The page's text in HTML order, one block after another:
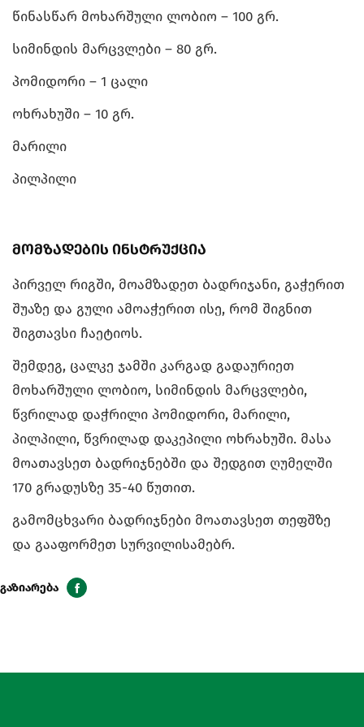
წინასწარ მოხარშული ლობიო – 100 გრ.
სიმინდის მარცვლები – 80 გრ.
პომიდორი – 1 ცალი
ოხრახუში – 10 გრ.
მარილი
პილპილი
მომზადების ინსტრუქცია
პირველ რიგში, მოამზადეთ ბადრიჯანი, გაჭერით
შუაზე და გული ამოაჭერით ისე, რომ შიგნით
შიგთავსი ჩაეტიოს.
შემდეგ, ცალკე ჯამში კარგად გადაურიეთ
მოხარშული ლობიო, სიმინდის მარცვლები,
წვრილად დაჭრილი პომიდორი, მარილი,
პილპილი, წვრილად დაკეპილი ოხრახუში. მასა
მოათავსეთ ბადრიჯნებში და შედგით ღუმელში
170 გრადუსზე 35-40 წუთით.
გამომცხვარი ბადრიჯნები მოათავსეთ თეფშზე
და გააფორმეთ სურვილისამებრ.
გაზიარება